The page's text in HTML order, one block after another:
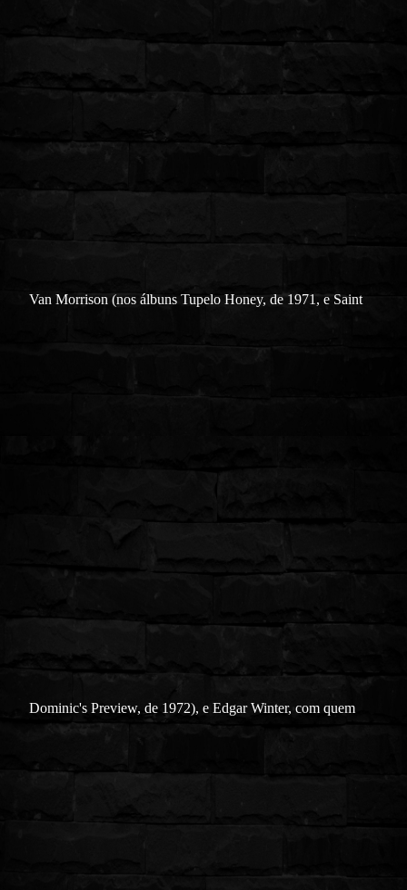
Van Morrison (nos álbuns Tupelo Honey, de 1971, e Saint
Dominic's Preview, de 1972), e Edgar Winter, com quem